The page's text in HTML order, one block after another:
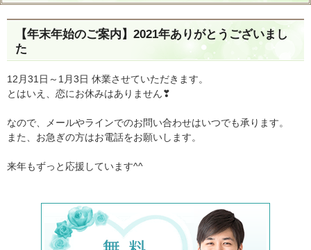
【年末年始のご案内】2021年ありがとうございまし
た
12月31日～1月3日 休業させていただきます。
とはいえ、恋にお休みはありません❣
なので、メールやラインでのお問い合わせはいつでも承ります。
また、お急ぎの方はお電話をお願いします。
来年もずっと応援しています^^